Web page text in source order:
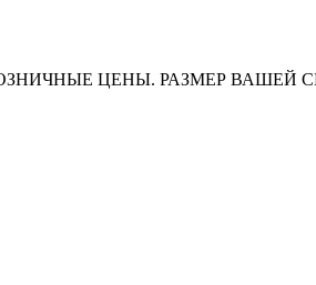
ЦЕНЫ. РАЗМЕР ВАШЕЙ